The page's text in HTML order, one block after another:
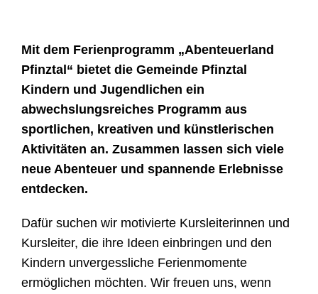
Mit dem Ferienprogramm „Abenteuerland
Pfinztal“ bietet die Gemeinde Pfinztal
Kindern und Jugendlichen ein
abwechslungsreiches Programm aus
sportlichen, kreativen und künstlerischen
Aktivitäten an. Zusammen lassen sich viele
neue Abenteuer und spannende Erlebnisse
entdecken.
Dafür suchen wir motivierte Kursleiterinnen und
Kursleiter, die ihre Ideen einbringen und den
Kindern unvergessliche Ferienmomente
ermöglichen möchten. Wir freuen uns, wenn